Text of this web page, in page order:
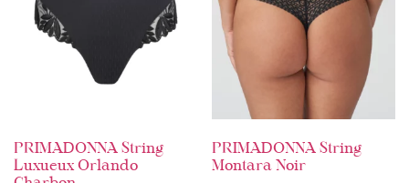
PRIMADONNA String
Luxueux Orlando
PRIMADONNA String
Montara Noir